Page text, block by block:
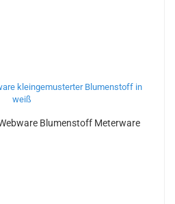
Blumenstoff Meterware